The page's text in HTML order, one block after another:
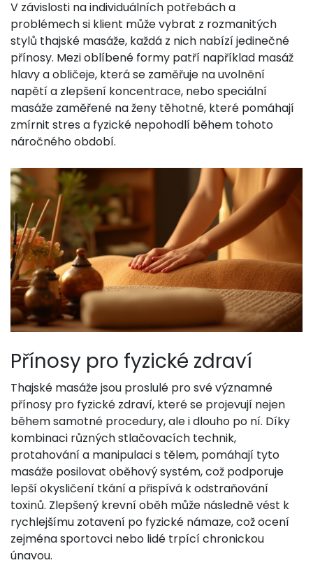
V závislosti na individuálních potřebách a
problémech si klient může vybrat z rozmanitých
stylů thajské masáže, každá z nich nabízí jedinečné
přínosy. Mezi oblíbené formy patří například masáž
hlavy a obličeje, která se zaměřuje na uvolnění
napětí a zlepšení koncentrace, nebo speciální
masáže zaměřené na ženy těhotné, které pomáhají
zmírnit stres a fyzické nepohodlí během tohoto
náročného období.
Přínosy pro fyzické zdraví
Thajské masáže jsou proslulé pro své významné
přínosy pro fyzické zdraví, které se projevují nejen
během samotné procedury, ale i dlouho po ní. Díky
kombinaci různých stlačovacích technik,
protahování a manipulaci s tělem, pomáhají tyto
masáže posilovat oběhový systém, což podporuje
lepší okysličení tkání a přispívá k odstraňování
toxinů. Zlepšený krevní oběh může následně vést k
rychlejšímu zotavení po fyzické námaze, což ocení
zejména sportovci nebo lidé trpící chronickou
únavou.